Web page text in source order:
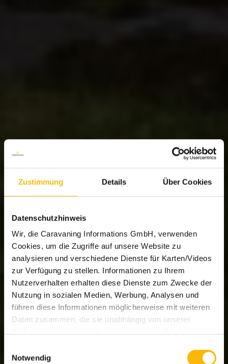
Zustimmung Details Über Cookies
Datenschutzhinweis
Wir, die Caravaning Informations GmbH, verwenden
Cookies, um die Zugriffe auf unsere Website zu
analysieren und verschiedene Dienste für Karten/Videos
zur Verfügung zu stellen. Informationen zu Ihrem
Nutzerverhalten erhalten diese Dienste zum Zwecke der
Nutzung in sozialen Medien, Werbung, Analysen und
führen diese Informationen möglicherweise mit weiteren
Daten zusammen, die sie unabhängig von unserer
Details im Cookie-Consent-Tool ersehen.
Notwendig